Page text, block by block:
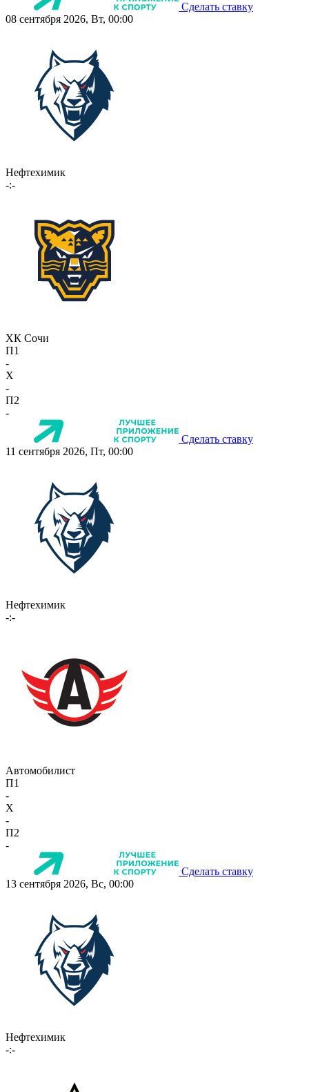
Сделать ставку
08 сентября 2026, Вт, 00:00
Нефтехимик
-:-
ХК Сочи
П1
-
X
-
П2
-
Сделать ставку
11 сентября 2026, Пт, 00:00
Нефтехимик
-:-
Автомобилист
П1
-
X
-
П2
-
Сделать ставку
13 сентября 2026, Вс, 00:00
Нефтехимик
-:-